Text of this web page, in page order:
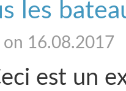
les
on 16.08.2017
est un